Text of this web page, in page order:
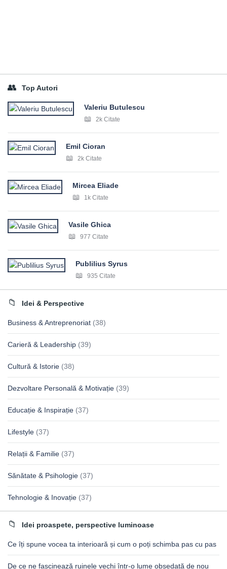
Top Autori
Valeriu Butulescu
2k Citate
Emil Cioran
2k Citate
Mircea Eliade
1k Citate
Vasile Ghica
977 Citate
Publilius Syrus
935 Citate
Idei & Perspective
Business & Antreprenoriat (38)
Carieră & Leadership (39)
Cultură & Istorie (38)
Dezvoltare Personală & Motivație (39)
Educație & Inspirație (37)
Lifestyle (37)
Relații & Familie (37)
Sănătate & Psihologie (37)
Tehnologie & Inovație (37)
Idei proaspete, perspective luminoase
Ce îți spune vocea ta interioară și cum o poți schimba pas cu pas
De ce ne fascinează ruinele vechi într-o lume obsedată de nou